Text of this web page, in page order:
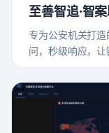
至善智追·智
专为公安机关打
问，秒级响应，让